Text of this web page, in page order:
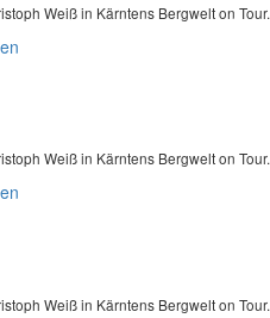
Weiß in Kärntens Bergwelt on Tour.
Weiß in Kärntens Bergwelt on Tour.
Weiß in Kärntens Bergwelt on Tour.